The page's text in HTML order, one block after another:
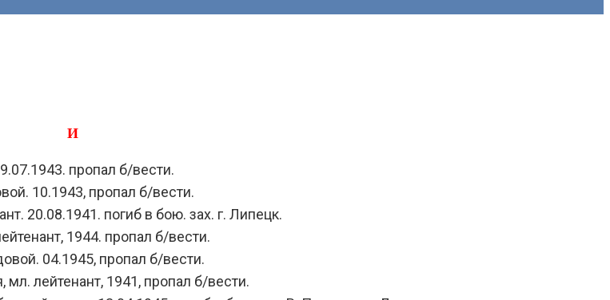
И
пропал б/вести.
10.1943, пропал б/вести.
20.08.1941. погиб в бою. зах. г. Липецк.
1944. пропал б/вести.
04.1945, пропал б/вести.
лейтенант, 1941, пропал б/вести.